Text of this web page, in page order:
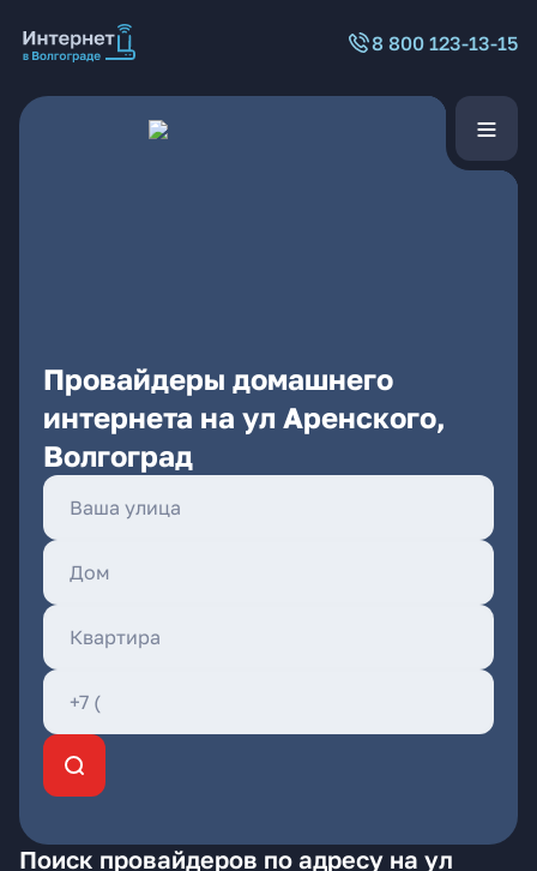
8 800 123-13-15
Провайдеры домашнего
интернета на ул Аренского,
Волгоград
Поиск провайдеров по адресу на ул